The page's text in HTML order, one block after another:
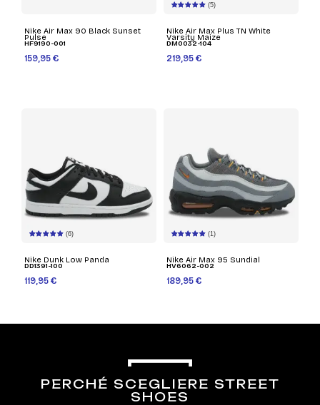
Nike Air Max 90 Black Sunset
Pulse
HF9190-001
159,95 €
(5)
Nike Air Max Plus TN White
Varsity Maize
DM0032-104
219,95 €
(6)
Nike Dunk Low Panda
DD1391-100
119,95 €
(1)
Nike Air Max 95 Sundial
HV6062-002
189,95 €
PERCHÉ SCEGLIERE STREET
SHOES